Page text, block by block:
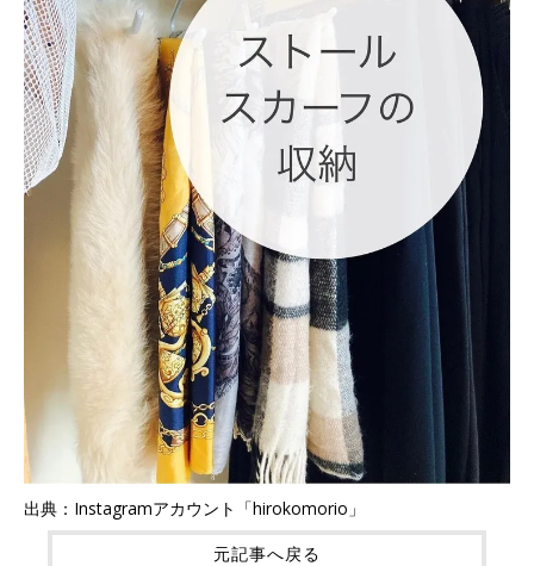
出典：Instagramアカウント「hirokomorio」
元記事へ戻る